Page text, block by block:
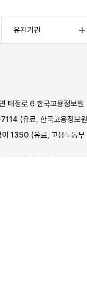
유관기관
4대사회보험정보연계센
근로복지공단
한국기술교육대학교
한국폴리텍대학
태정로 6 한국고용정보원
(유료, 한국고용정보
이 1350 (유료, 고용노동
통신판매의 당사자가 아닙니